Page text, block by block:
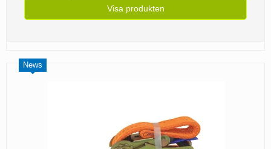
Visa produkten
News